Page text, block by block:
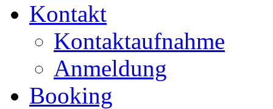
Kontakt
Kontaktaufnahme
Anmeldung
Booking